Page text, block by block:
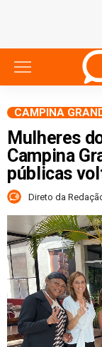
CAMPINA
Mulheres
Campina
públicas
Direto da